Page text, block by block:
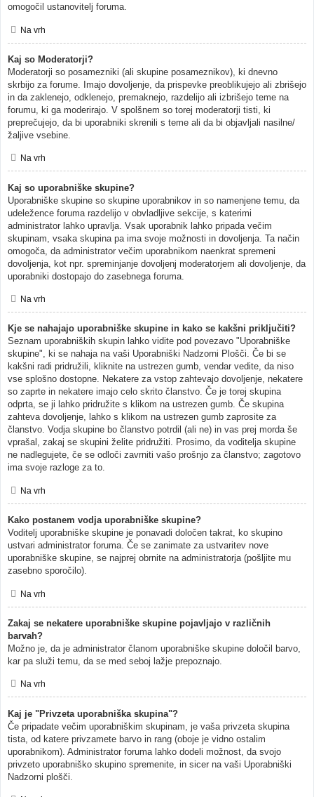
omogočil ustanovitelj foruma.
Na vrh
Kaj so Moderatorji?
Moderatorji so posamezniki (ali skupine posameznikov), ki dnevno
skrbijo za forume. Imajo dovoljenje, da prispevke preoblikujejo ali zbrišejo
in da zaklenejo, odklenejo, premaknejo, razdelijo ali izbrišejo teme na
forumu, ki ga moderirajo. V spolšnem so torej moderatorji tisti, ki
preprečujejo, da bi uporabniki skrenili s teme ali da bi objavljali nasilne/
žaljive vsebine.
Na vrh
Kaj so uporabniške skupine?
Uporabniške skupine so skupine uporabnikov in so namenjene temu, da
udeležence foruma razdelijo v obvladljive sekcije, s katerimi
administrator lahko upravlja. Vsak uporabnik lahko pripada večim
skupinam, vsaka skupina pa ima svoje možnosti in dovoljenja. Ta način
omogoča, da administrator večim uporabnikom naenkrat spremeni
dovoljenja, kot npr. spreminjanje dovoljenj moderatorjem ali dovoljenje, da
uporabniki dostopajo do zasebnega foruma.
Na vrh
Kje se nahajajo uporabniške skupine in kako se kakšni priključiti?
Seznam uporabniških skupin lahko vidite pod povezavo "Uporabniške
skupine", ki se nahaja na vaši Uporabniški Nadzorni Plošči. Če bi se
kakšni radi pridružili, kliknite na ustrezen gumb, vendar vedite, da niso
vse splošno dostopne. Nekatere za vstop zahtevajo dovoljenje, nekatere
so zaprte in nekatere imajo celo skrito članstvo. Če je torej skupina
odprta, se ji lahko pridružite s klikom na ustrezen gumb. Če skupina
zahteva dovoljenje, lahko s klikom na ustrezen gumb zaprosite za
članstvo. Vodja skupine bo članstvo potrdil (ali ne) in vas prej morda še
vprašal, zakaj se skupini želite pridružiti. Prosimo, da voditelja skupine
ne nadlegujete, če se odloči zavrniti vašo prošnjo za članstvo; zagotovo
ima svoje razloge za to.
Na vrh
Kako postanem vodja uporabniške skupine?
Voditelj uporabniške skupine je ponavadi določen takrat, ko skupino
ustvari administrator foruma. Če se zanimate za ustvaritev nove
uporabniške skupine, se najprej obrnite na administratorja (pošljite mu
zasebno sporočilo).
Na vrh
Zakaj se nekatere uporabniške skupine pojavljajo v različnih
barvah?
Možno je, da je administrator članom uporabniške skupine določil barvo,
kar pa služi temu, da se med seboj lažje prepoznajo.
Na vrh
Kaj je "Privzeta uporabniška skupina"?
Če pripadate večim uporabniškim skupinam, je vaša privzeta skupina
tista, od katere privzamete barvo in rang (oboje je vidno ostalim
uporabnikom). Administrator foruma lahko dodeli možnost, da svojo
privzeto uporabniško skupino spremenite, in sicer na vaši Uporabniški
Nadzorni plošči.